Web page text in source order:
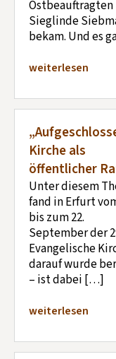
Ostbeauftragten
Sieglinde
bekam. Und es
weiterlesen
Kirche als
öffentlicher
Unter diesem
fand in Erfurt
bis zum 22.
September der
Evangelische
darauf wurde
– ist dabei […]
weiterlesen